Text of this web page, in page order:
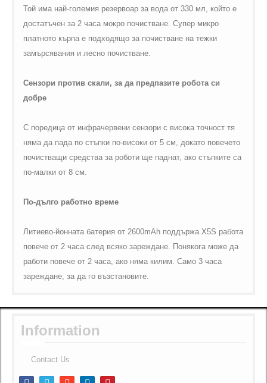
Той има най-големия резервоар за вода от 330 мл, който е
достатъчен за 2 часа мокро почистване. Супер микро
платното кърпа е подходящо за почистване на тежки
замърсявания и лесно почистване.
Сензори против скали, за да предпазите робота си
добре
С поредица от инфрачервени сензори с висока точност тя
няма да пада по стъпки по-високи от 5 см, докато повечето
почистващи средства за роботи ще паднат, ако стъпките са
по-малки от 8 см.
По-дълго работно време
Литиево-йонната батерия от 2600mAh поддържа X5S работа
повече от 2 часа след всяко зареждане. Понякога може да
работи повече от 2 часа, ако няма килим. Само 3 часа
зареждане, за да го възстановите.
Information
Contact Us